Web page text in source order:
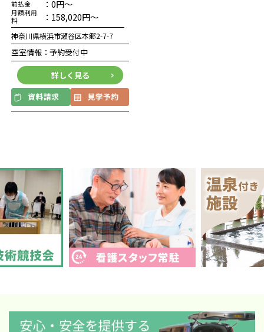
前払金 ：0円～
月額利用
料
：158,020円～
神奈川県横浜市瀬谷区本郷2-7-7
空室情報：予約受付中
詳しく見る